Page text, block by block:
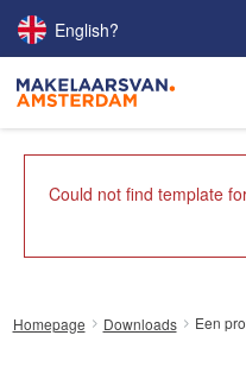
English?
Onze expertises
Could not find template
Homepage Downloads Een